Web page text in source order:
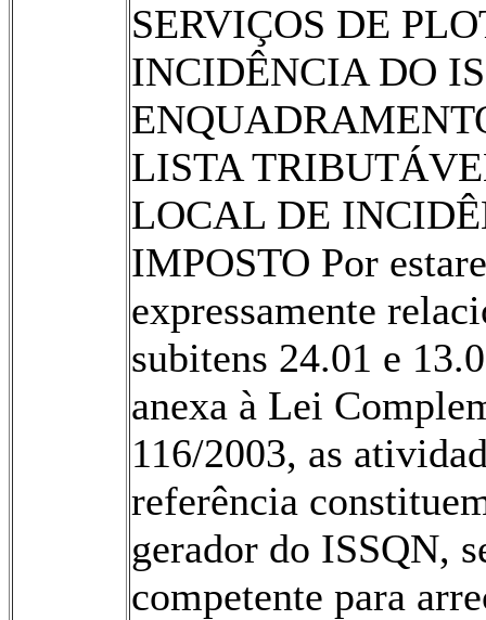
SERVIÇOS DE
INCIDÊNCIA DO
LISTA
LOCAL DE
IMPOSTO Por
expressamente
subitens 24.01 e
anexa à Lei
116/2003, as
referência
gerador do ISSQN,
competente para